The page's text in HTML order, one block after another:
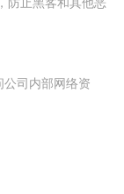
司内部网络资